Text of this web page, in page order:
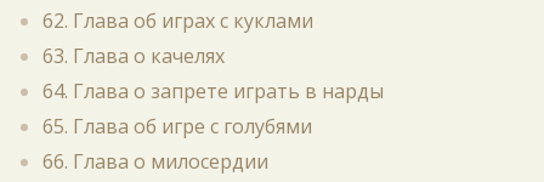
62. Глава об играх с куклами
63. Глава о качелях
64. Глава о запрете играть в нарды
65. Глава об игре с голубями
66. Глава о милосердии